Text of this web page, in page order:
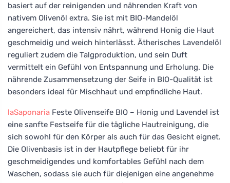
basiert auf der reinigenden und nährenden Kraft von
nativem Olivenöl extra. Sie ist mit BIO-Mandelöl
angereichert, das intensiv nährt, während Honig die Haut
geschmeidig und weich hinterlässt. Ätherisches Lavendelöl
reguliert zudem die Talgproduktion, und sein Duft
vermittelt ein Gefühl von Entspannung und Erholung. Die
nährende Zusammensetzung der Seife in BIO-Qualität ist
besonders ideal für Mischhaut und empfindliche Haut.
laSaponaria Feste Olivenseife BIO – Honig und Lavendel ist
eine sanfte Festseife für die tägliche Hautreinigung, die
sich sowohl für den Körper als auch für das Gesicht eignet.
Die Olivenbasis ist in der Hautpflege beliebt für ihr
geschmeidigendes und komfortables Gefühl nach dem
Waschen, sodass sie auch für diejenigen eine angenehme